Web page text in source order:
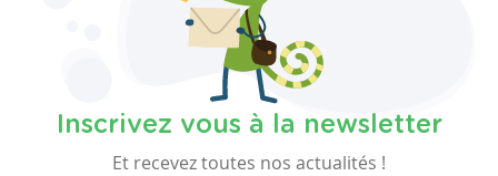
Inscrivez vous à la newsletter
Et recevez toutes nos actualités !